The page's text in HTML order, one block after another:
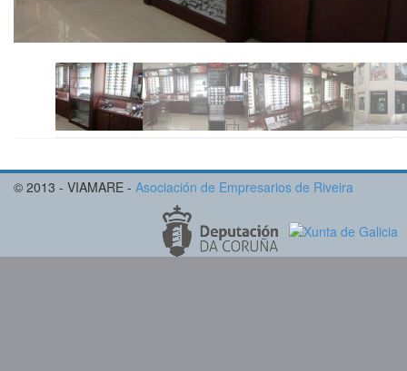
© 2013 - VIAMARE - Asociación de Empresarios de Riveira